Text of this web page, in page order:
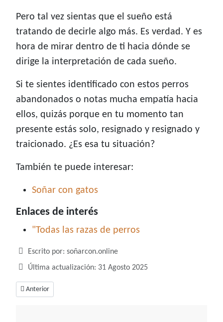
Pero tal vez sientas que el sueño está
tratando de decirle algo más. Es verdad. Y es
hora de mirar dentro de ti hacia dónde se
dirige la interpretación de cada sueño.
Si te sientes identificado con estos perros
abandonados o notas mucha empatía hacia
ellos, quizás porque en tu momento tan
presente estás solo, resignado y resignado y
traicionado. ¿Es esa tu situación?
También te puede interesar:
Soñar con gatos
Enlaces de interés
"Todas las razas de perros
Detalles
Escrito por: soñarcon.online
Última actualización: 31 Agosto 2025
Artículo anterior: Soñar con cangrejos y su interpretación
Anterior